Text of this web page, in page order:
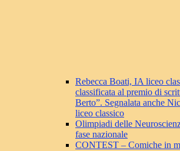
Rebecca Boati, IA liceo
classificata al premio di
Berto”. Segnalata anche
liceo classico
Olimpiadi delle
fase nazionale
CONTEST – Comiche in